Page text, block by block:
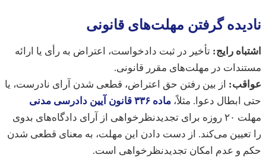
گرفتن مهلت‌های قانونی
رایج: تأخیر در ثبت دادخواست، اعتراض به رأی یا ارائه
در مهلت‌های مقرر قانونی.
از بین رفتن حق اعتراض، قطعی شدن آرای نادرست، یا
دعوا. مثلاً، ماده ۳۳۶ قانون آیین دادرسی مدنی
مهلت ۲۰ روزه برای تجدیدنظرخواهی از آرای دادگاه‌های بدوی
می‌کند. از دست دادن این مهلت، به معنای قطعی شدن
و عدم امکان تجدیدنظرخواهی است.